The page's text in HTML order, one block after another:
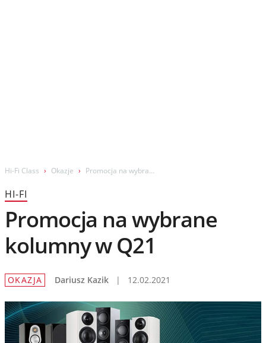
Hi-Fi Class Okazje Promocja na wybrane kolumny w Q21
HI-FI
Promocja na wybrane
kolumny w Q21
OKAZJA Dariusz Kazik | 12.02.2021